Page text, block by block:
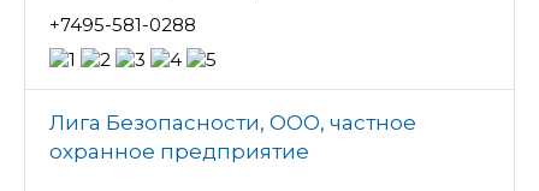
+7495-581-0288
Лига Безопасности, ООО, частное
охранное предприятие